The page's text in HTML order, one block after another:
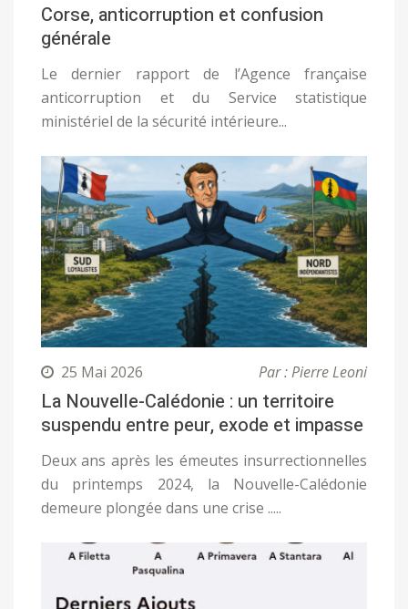
Corse, anticorruption et confusion
générale
Le dernier rapport de l’Agence française
anticorruption et du Service statistique
ministériel de la sécurité intérieure...
25 Mai 2026 Par : Pierre Leoni
La Nouvelle-Calédonie : un territoire
suspendu entre peur, exode et impasse
Deux ans après les émeutes insurrectionnelles
du printemps 2024, la Nouvelle-Calédonie
demeure plongée dans une crise .....